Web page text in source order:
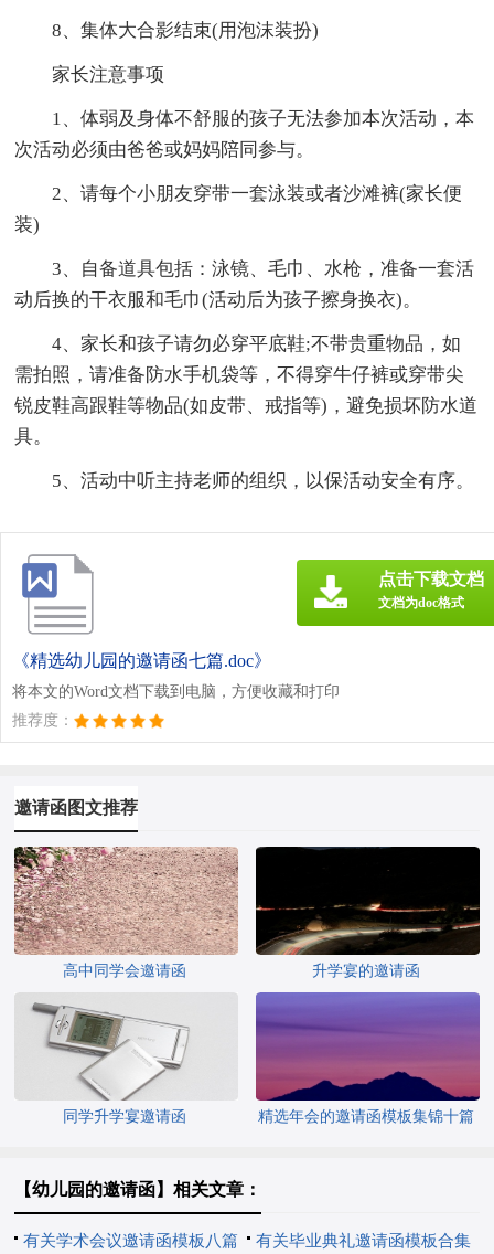
8、集体大合影结束(用泡沫装扮)
家长注意事项
1、体弱及身体不舒服的孩子无法参加本次活动，本
次活动必须由爸爸或妈妈陪同参与。
2、请每个小朋友穿带一套泳装或者沙滩裤(家长便
装)
3、自备道具包括：泳镜、毛巾、水枪，准备一套活
动后换的干衣服和毛巾(活动后为孩子擦身换衣)。
4、家长和孩子请勿必穿平底鞋;不带贵重物品，如
需拍照，请准备防水手机袋等，不得穿牛仔裤或穿带尖
锐皮鞋高跟鞋等物品(如皮带、戒指等)，避免损坏防水道
具。
5、活动中听主持老师的组织，以保活动安全有序。
《精选幼儿园的邀请函七篇.doc》
将本文的Word文档下载到电脑，方便收藏和打印
推荐度：
点击下载文档
文档为doc格式
邀请函图文推荐
高中同学会邀请函 升学宴的邀请函
同学升学宴邀请函 精选年会的邀请函模板集锦十篇
【幼儿园的邀请函】相关文章：
有关学术会议邀请函模板八篇 有关毕业典礼邀请函模板合集